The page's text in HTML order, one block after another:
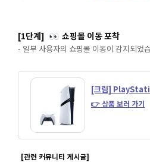
[1단계] 👀 쇼핑몰 이동 포착
- 일부 사용자의 쇼핑몰 이동이 감지되었
[크림]
👉 상품 보러 가기
[관련 커뮤니티 게시글]